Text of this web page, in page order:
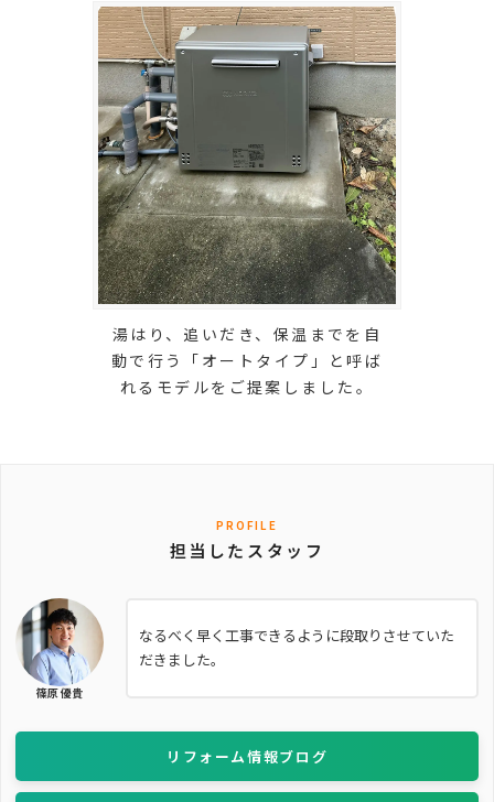
湯はり、追いだき、保温までを自
動で行う「オートタイプ」と呼ば
れるモデルをご提案しました。
PROFILE
担当したスタッフ
篠原 優貴
なるべく早く工事できるように段取りさせていた
だきました。
リフォーム情報ブログ